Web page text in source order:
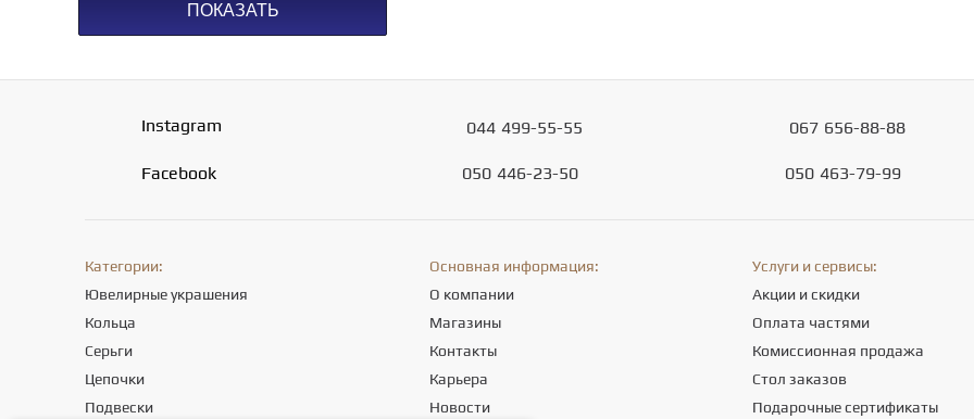
ПОКАЗАТЬ
Instagram
Facebook
044 499-55-55
050 446-23-50
067 656-88-88
050 463-79-99
Категории:
Ювелирные украшения
Кольца
Серьги
Цепочки
Подвески
Основная информация:
О компании
Магазины
Контакты
Карьера
Новости
Услуги и сервисы:
Акции и скидки
Оплата частями
Комиссионная продажа
Стол заказов
Подарочные сертификаты